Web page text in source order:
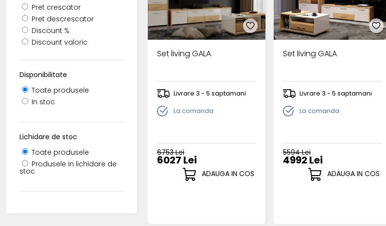
Pret crescator
Pret descrescator
Discount %
Discount valoric
Disponibilitate
Toate produsele
In stoc
Lichidare de stoc
Toate produsele
Produsele in lichidare de
stoc
Set living GALA
Livrare 3 - 5 saptamani
La comanda
6753 Lei
6027 Lei
ADAUGA IN COS
Set living GALA
Livrare 3 - 5 saptamani
La comanda
5594 Lei
4992 Lei
ADAUGA IN COS